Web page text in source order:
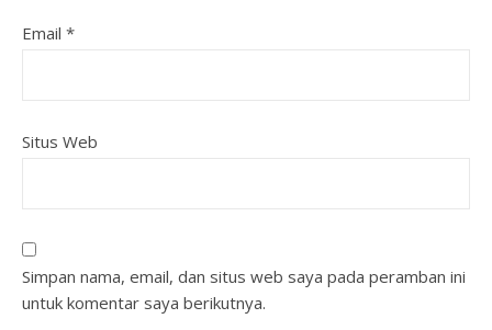
Email *
Situs Web
Simpan nama, email, dan situs web saya pada peramban ini
untuk komentar saya berikutnya.